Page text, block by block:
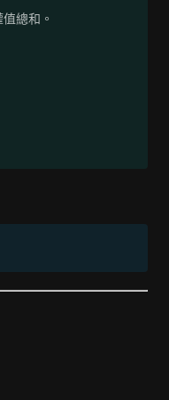
總和。
},\ \text{挑到的 B 權